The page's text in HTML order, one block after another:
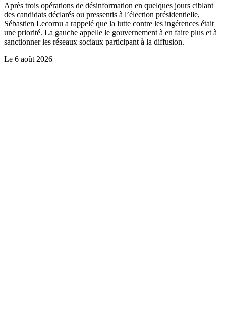
Après trois opérations de désinformation en quelques jours ciblant
des candidats déclarés ou pressentis à l’élection présidentielle,
Sébastien Lecornu a rappelé que la lutte contre les ingérences était
une priorité. La gauche appelle le gouvernement à en faire plus et à
sanctionner les réseaux sociaux participant à la diffusion.
Le 6 août 2026